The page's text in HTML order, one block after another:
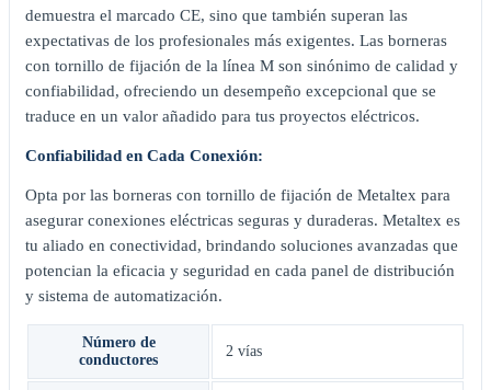
demuestra el marcado CE, sino que también superan las
expectativas de los profesionales más exigentes. Las borneras
con tornillo de fijación de la línea M son sinónimo de calidad y
confiabilidad, ofreciendo un desempeño excepcional que se
traduce en un valor añadido para tus proyectos eléctricos.
Confiabilidad en Cada Conexión:
Opta por las borneras con tornillo de fijación de Metaltex para
asegurar conexiones eléctricas seguras y duraderas. Metaltex es
tu aliado en conectividad, brindando soluciones avanzadas que
potencian la eficacia y seguridad en cada panel de distribución
y sistema de automatización.
Número de
conductores
2 vías